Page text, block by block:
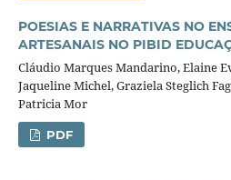
POESIAS E NARRATIVAS NO
ARTESANAIS NO PIBID
Cláudio Marques Mandarino, Elaine
Jaqueline Michel, Graziela Steglich
Patricia Mor
PDF